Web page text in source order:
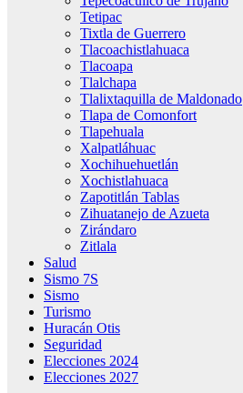
Tetipac
Tixtla de Guerrero
Tlacoachistlahuaca
Tlacoapa
Tlalchapa
Tlalixtaquilla de Maldonado
Tlapa de Comonfort
Tlapehuala
Xalpatláhuac
Xochihuehuetlán
Xochistlahuaca
Zapotitlán Tablas
Zihuatanejo de Azueta
Zirándaro
Zitlala
Salud
Sismo 7S
Sismo
Turismo
Huracán Otis
Seguridad
Elecciones 2024
Elecciones 2027